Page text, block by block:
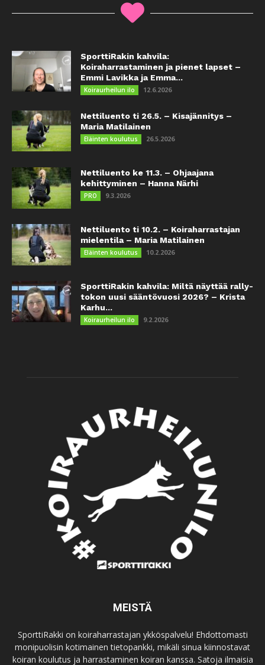
SporttiRakin kahvila:
Koiraharrastaminen ja pienet lapset –
Emmi Lavikka ja Emma...
Koiraurheilun ilo 12.6.2026
Nettiluento ti 26.5. – Kisajännitys –
Maria Matilainen
Eläinten koulutus 26.5.2026
Nettiluento ke 11.3. – Ohjaajana
kehittyminen – Hanna Närhi
PRO 9.3.2026
Nettiluento ti 10.2. – Koiraharrastajan
mielentila – Maria Matilainen
Eläinten koulutus 10.2.2026
SporttiRakin kahvila: Miltä näyttää rally-
tokon uusi sääntövuosi 2026? – Krista
Karhu...
Koiraurheilun ilo 9.2.2026
MEISTÄ
SporttiRakki on koiraharrastajan ykköspalvelu! Ehdottomasti
monipuolisin kotimainen tietopankki, mikäli sinua kiinnostavat
koiran koulutus ja harrastaminen koiran kanssa. Satoja ilmaisia